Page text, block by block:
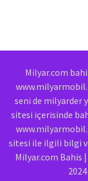
Milyar.com
seni de milyarder
sitesi içerisinde
sitesi ile ilgili bilgi
Milyar.com Bahis